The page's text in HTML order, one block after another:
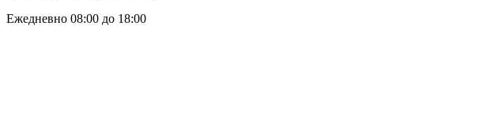
Ежедневно 08:00 до 18:00